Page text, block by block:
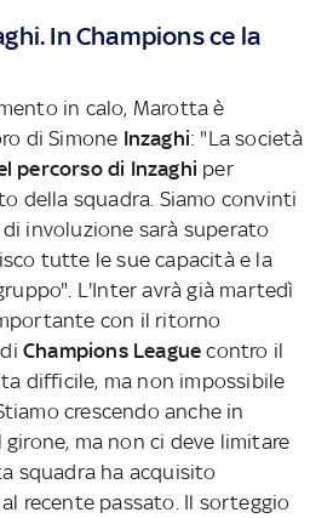
In Champions ce la
in calo, Marotta è
di Simone Inzaghi: "La società
percorso di Inzaghi per
della squadra. Siamo convinti
involuzione sarà superato
tutte le sue capacità e la
L'Inter avrà già martedì
con il ritorno
Champions League contro il
difficile, ma non impossibile
crescendo anche in
ma non ci deve limitare
squadra ha acquisito
recente passato. Il sorteggio